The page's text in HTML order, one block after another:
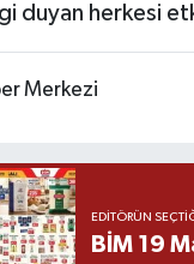
duyan herkesi
Merkezi
EDITÖRÜN
BİM 19